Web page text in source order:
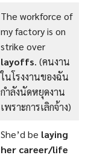
The workforce of
my factory is on
strike over
layoffs. (คนงาน
ในโรงงานของฉัน
กำลังนัดหยุดงาน
เพราะการเลิกจ้าง)
She’d be laying
her career/life